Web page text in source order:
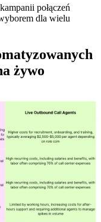
połączeń
dla wielu
żywo